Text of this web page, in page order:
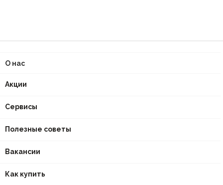
О нас
Акции
Сервисы
Полезные советы
Вакансии
Как купить